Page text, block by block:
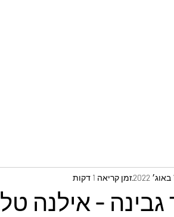
גבינה - אילנה טל
זמן קריאה 1 דקות